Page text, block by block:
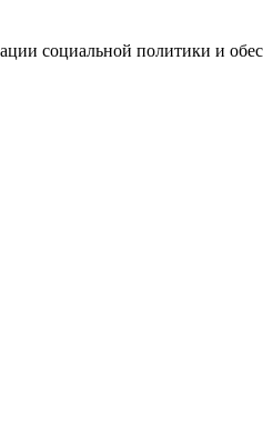
социальной политики и